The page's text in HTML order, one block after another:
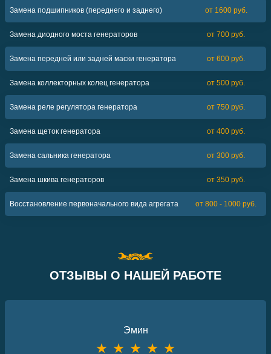
Замена подшипников (переднего и заднего) от 1600 руб.
Замена диодного моста генераторов от 700 руб.
Замена передней или задней маски генератора от 600 руб.
Замена коллекторных колец генератора от 500 руб.
Замена реле регулятора генератора от 750 руб.
Замена щеток генератора от 400 руб.
Замена сальника генератора от 300 руб.
Замена шкива генераторов от 350 руб.
Восстановление первоначального вида агрегата от 800 - 1000 руб.
ОТЗЫВЫ О НАШЕЙ РАБОТЕ
Эмин